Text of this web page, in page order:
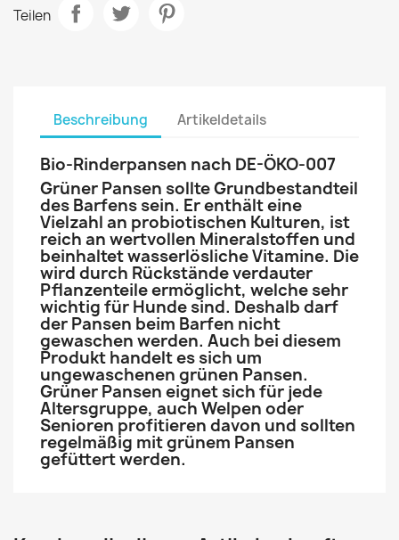
Teilen
Beschreibung Artikeldetails
Bio-Rinderpansen nach DE-ÖKO-007
Grüner Pansen sollte Grundbestandteil
des Barfens sein. Er enthält eine
Vielzahl an probiotischen Kulturen, ist
reich an wertvollen Mineralstoffen und
beinhaltet wasserlösliche Vitamine. Die
wird durch Rückstände verdauter
Pflanzenteile ermöglicht, welche sehr
wichtig für Hunde sind. Deshalb darf
der Pansen beim Barfen nicht
gewaschen werden. Auch bei diesem
Produkt handelt es sich um
ungewaschenen grünen Pansen.
Grüner Pansen eignet sich für jede
Altersgruppe, auch Welpen oder
Senioren profitieren davon und sollten
regelmäßig mit grünem Pansen
gefüttert werden.